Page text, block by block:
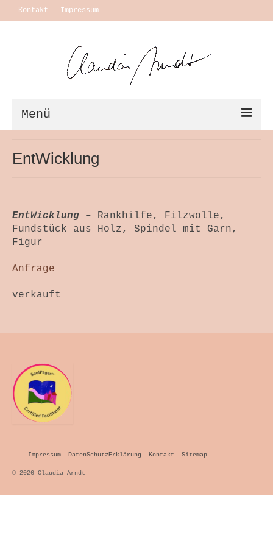
Kontakt Impressum
Menü
Arbeiten
Themenwelten
Objekt und Raum
Werkstattverkauf
Wir Drei
Wickelhüte
Die Zeit Atmet – SoulPage
Lichtspuren – SoulPage
EntWicklung
EntWicklung – Rankhilfe, Filzwolle,
Fundstück aus Holz, Spindel mit Garn,
Figur
Anfrage
verkauft
Impressum DatenSchutzErklärung Kontakt Sitemap
© 2026 Claudia Arndt